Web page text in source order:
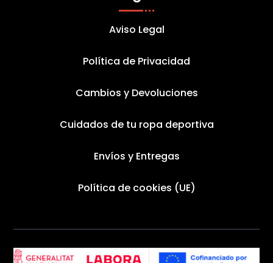
Aviso Legal
Política de Privacidad
Cambios y Devoluciones
Cuidados de tu ropa deportiva
Envíos y Entregas
Política de cookies (UE)